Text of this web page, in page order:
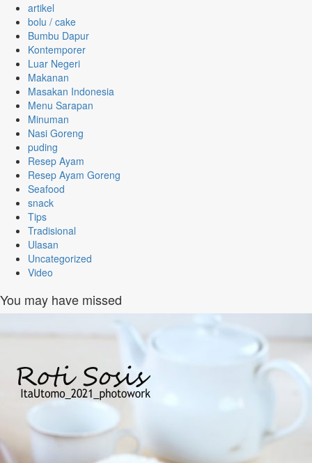
artikel
bolu / cake
Bumbu Dapur
Kontemporer
Luar Negeri
Makanan
Masakan Indonesia
Menu Sarapan
Minuman
Nasi Goreng
puding
Resep Ayam
Resep Ayam Goreng
Seafood
snack
Tips
Tradisional
Ulasan
Uncategorized
Video
You may have missed